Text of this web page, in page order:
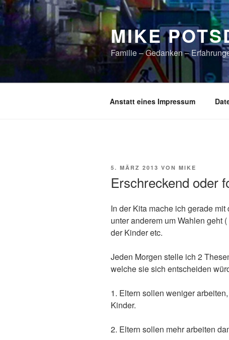
Zum
Inhalt
springen
MIKE
Familie – Gedanken –
Anstatt eines Impressum
VERÖFFENTLICHT
5. MÄRZ 2013 VON MIKE
Erschreckend oder
In der Kita mache ich gerade
unter anderem um Wahlen geht
der Kinder etc.
Jeden Morgen stelle ich 2
welche sie sich entscheiden
1. Eltern sollen weniger
Kinder.
2. Eltern sollen mehr arbeiten